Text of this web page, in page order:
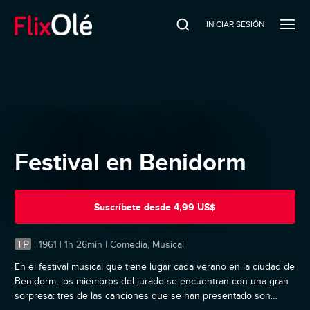
INICIAR SESIÓN
Festival en Benidorm
Suscríbete desde 4,99 US$
TP | 1961 | 1h 26min | Comedia, Musical
En el festival musical que tiene lugar cada verano en la ciudad de
Benidorm, los miembros del jurado se encuentran con una gran
sorpresa: tres de las canciones que se han presentado son